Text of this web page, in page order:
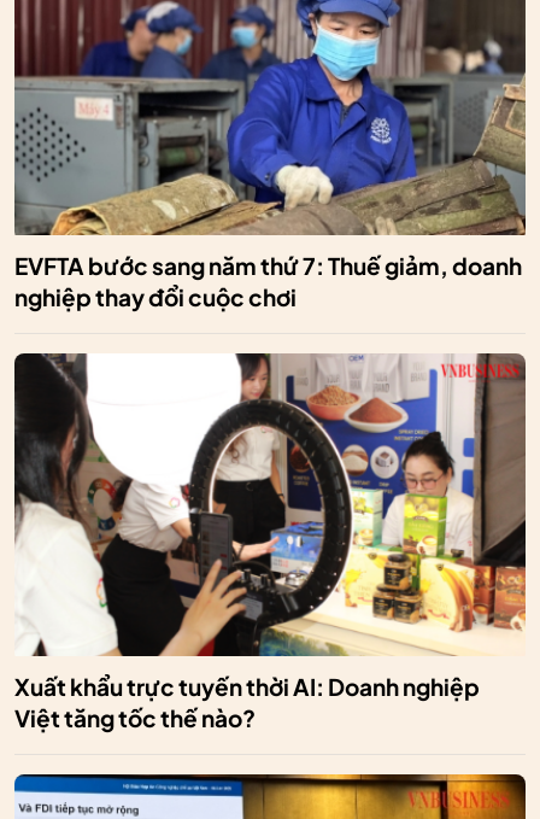
EVFTA bước sang năm thứ 7: Thuế giảm, doanh
nghiệp thay đổi cuộc chơi
Xuất khẩu trực tuyến thời AI: Doanh nghiệp
Việt tăng tốc thế nào?